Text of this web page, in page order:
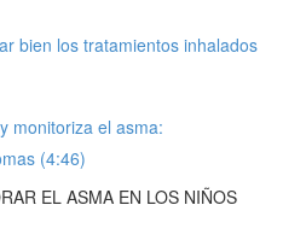
bien los tratamientos inhalados
monitoriza el asma:
(4:46)
EL ASMA EN LOS NIÑOS